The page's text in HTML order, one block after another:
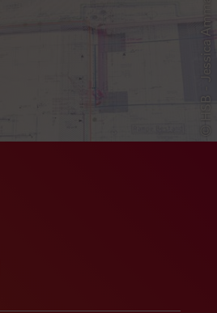
© HSB - Jessica Ammann